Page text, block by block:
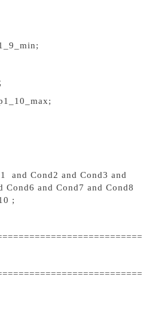
and Cond2 and Cond3 and
Cond6 and Cond7 and Cond8
;